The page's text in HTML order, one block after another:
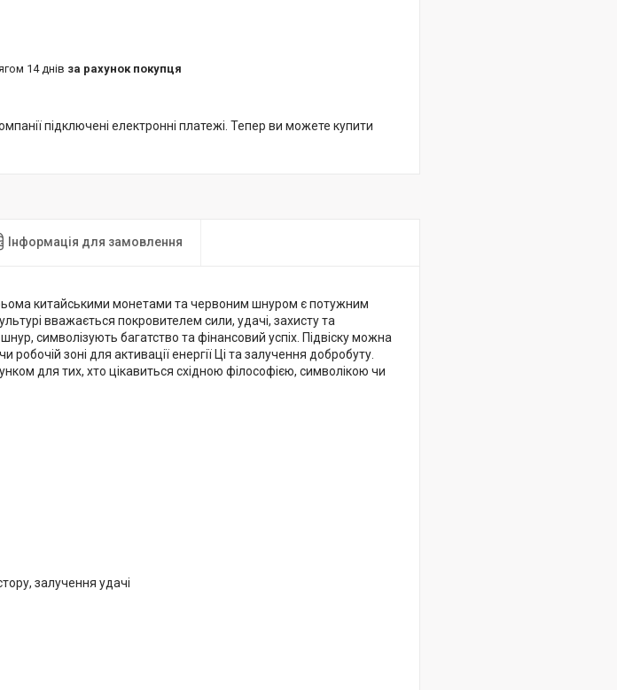
14 днів за рахунок покупця
підключені електронні платежі. Тепер ви можете купити
Інформація для замовлення
китайськими монетами та червоним шнуром є потужним
вважається покровителем сили, удачі, захисту та
символізують багатство та фінансовий успіх. Підвіску можна
робочій зоні для активації енергії Ці та залучення добробуту.
для тих, хто цікавиться східною філософією, символікою чи
залучення удачі